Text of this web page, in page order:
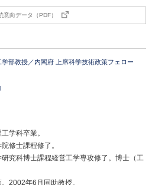
意向データ（PDF）
部教授／内閣府 上席科学技術政策フェロー
学科卒業。
修士課程修了。
究科博士課程経営工学専攻修了。博士（工
2002年6月同助教授。